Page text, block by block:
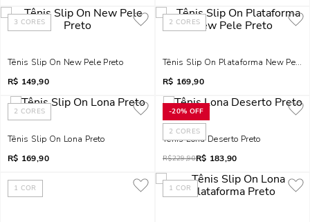
3 CORES
Tênis Slip On New Pele Preto
R$ 149,90
2 CORES
Tênis Slip On Plataforma New Pele
R$ 169,90
2 CORES
Tênis Slip On Lona Preto
R$ 169,90
-20% OFF
2 CORES
Tênis Lona Deserto Preto
R$229,90R$ 183,90
1 COR 1 COR